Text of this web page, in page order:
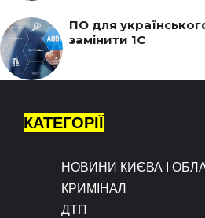
ПО для
замінити 1С
КАТЕГОРІЇ
НОВИНИ КИЄВА І
КРИМІНАЛ
ДТП